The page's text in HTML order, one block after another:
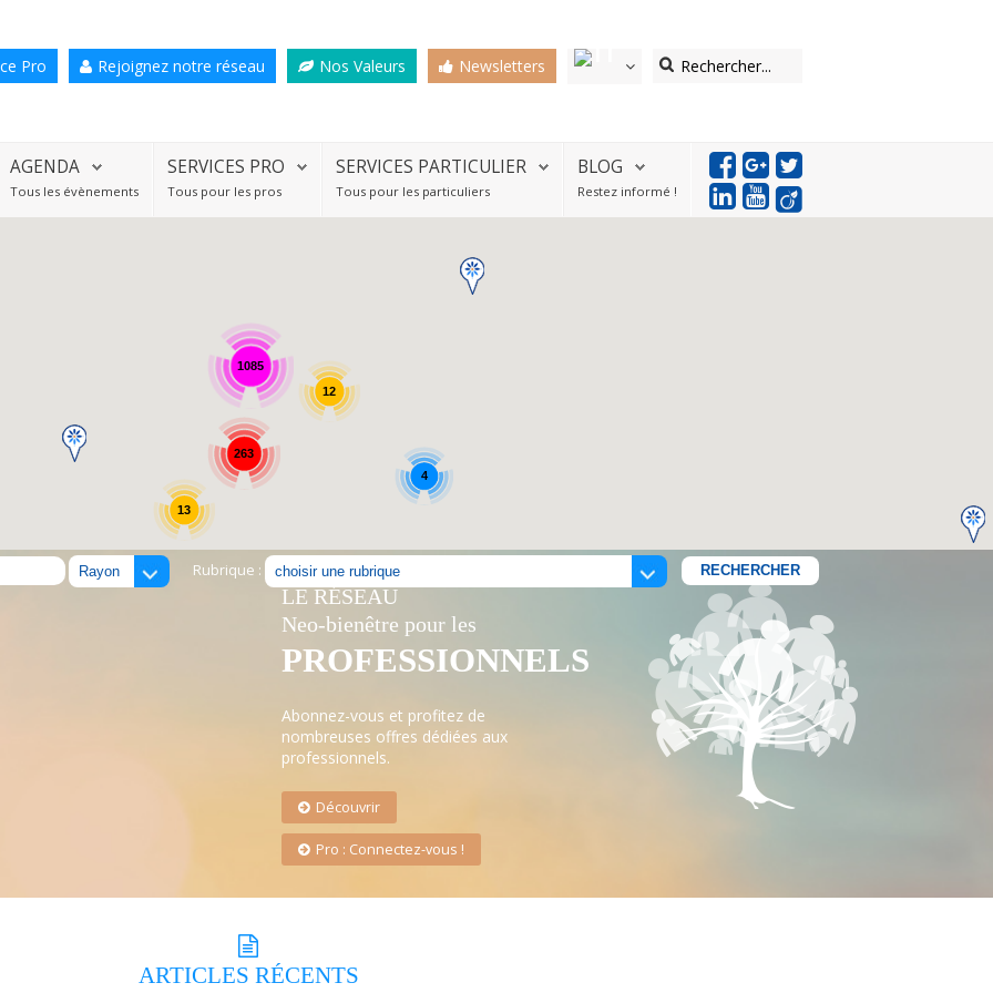
Pro Rejoignez notre réseau Nos Valeurs Newsletters
AGENDA
Tous les évènements
SERVICES PRO
Tous pour les pros
SERVICES PARTICULIER
Tous pour les particuliers
BLOG
Restez informé !
1085
13
263
4
12
Rubrique :
LE RÉSEAU
Neo-bienêtre pour les
PROFESSIONNELS
Abonnez-vous et profitez de
nombreuses offres dédiées aux
professionnels.
Découvrir
Pro : Connectez-vous !
ARTICLES RÉCENTS